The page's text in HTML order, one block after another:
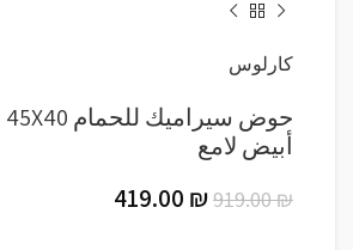
كارلوس
أبيض لامع
919.00₪
419.00 ₪